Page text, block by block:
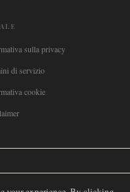
sulla privacy
di servizio
cookie